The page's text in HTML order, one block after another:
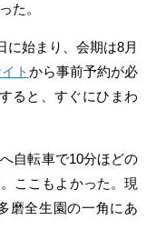
た。
に始まり、会期は8月
トから事前予約が必
ると、すぐにひまわ
自転車で10分ほどの
ここもよかった。現
磨全生園の一角にあ